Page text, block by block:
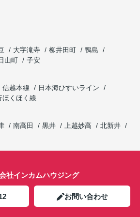
大字滝寺 柳井田町
鴨島
山町
子安
信越本線
日本海ひすいライン
ほくほく線
南高田 黒井 上越妙高
北新井
社インカムハウジング
お問い合わせ